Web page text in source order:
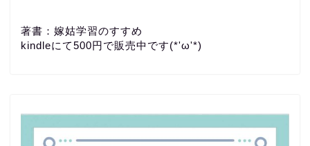
著書：嫁姑学習のすすめ
kindleにて500円で販売中です(*'ω'*)